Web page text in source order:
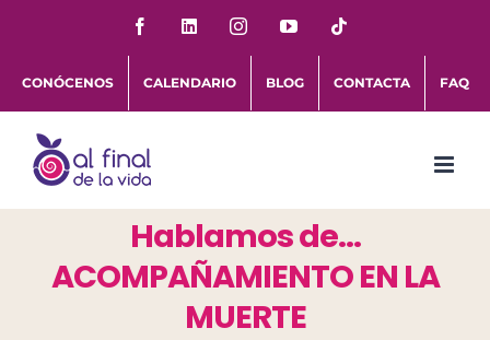
contenido
FacebookLinkedInInstagramYouTube
CONÓCENOS CALENDARIO BLOG CONTACTA FAQ
Hablamos de…
ACOMPAÑAMIENTO EN LA
MUERTE